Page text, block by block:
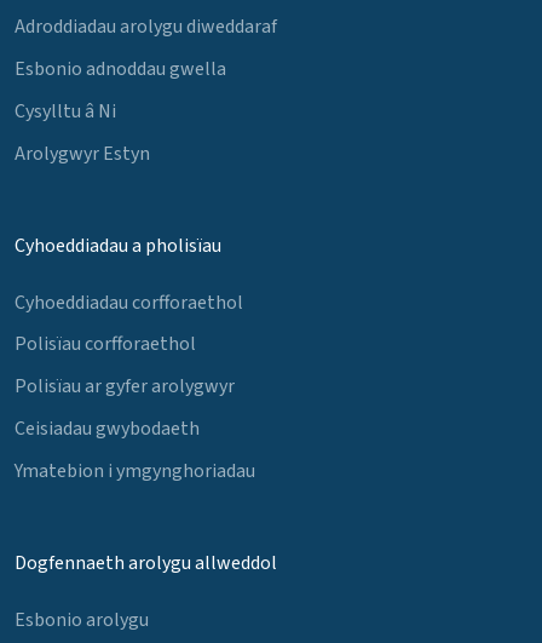
Adroddiadau arolygu diweddaraf
Esbonio adnoddau gwella
Cysylltu â Ni
Arolygwyr Estyn
Cyhoeddiadau a pholisïau
Cyhoeddiadau corfforaethol
Polisïau corfforaethol
Polisïau ar gyfer arolygwyr
Ceisiadau gwybodaeth
Ymatebion i ymgynghoriadau
Dogfennaeth arolygu allweddol
Esbonio arolygu